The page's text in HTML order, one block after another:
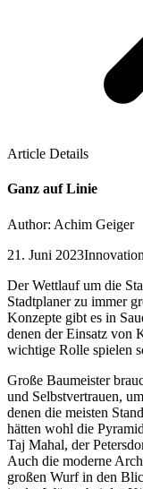
Article Details
Ganz auf Linie
Author: Achim Geiger
21. Juni 2023Innovation
Der Wettlauf um die
Stadtplaner zu immer
Konzepte gibt es in
denen der Einsatz von
wichtige Rolle spielen
Große Baumeister
und Selbstvertrauen,
denen die meisten
hätten wohl die
Taj Mahal, der
Auch die moderne
großen Wurf in den